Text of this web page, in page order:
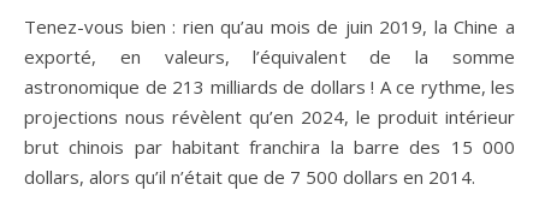
Tenez-vous bien : rien qu’au mois de juin 2019, la Chine a
exporté, en valeurs, l’équivalent de la somme
astronomique de 213 milliards de dollars ! A ce rythme, les
projections nous révèlent qu’en 2024, le produit intérieur
brut chinois par habitant franchira la barre des 15 000
dollars, alors qu’il n’était que de 7 500 dollars en 2014.